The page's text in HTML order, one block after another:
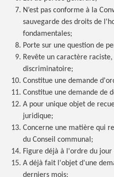
N’est pas conforme à la
sauvegarde des droits de
fondamentales;
Porte sur une question de
Revête un caractère
discriminatoire;
Constitue une demande
Constitue une demande de
A pour unique objet de
juridique;
Concerne une matière qui
du Conseil communal;
Figure déjà à l'ordre du jour
A déjà fait l'objet d'une
derniers mois;